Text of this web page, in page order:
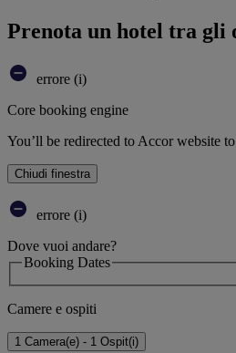
Prenota un hotel tra gli
errore (i)
Core booking engine
You’ll be redirected to Accor website
Chiudi finestra
errore (i)
Dove vuoi andare?
Booking Dates
Camere e ospiti
1 Camera(e) - 1 Ospit(i)